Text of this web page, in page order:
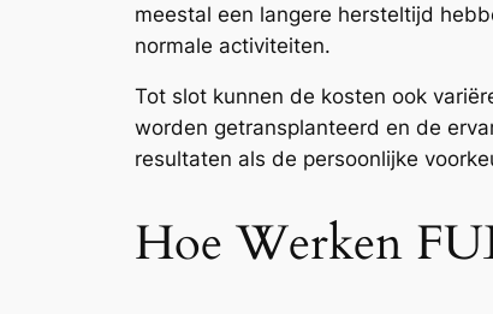
meestal een langere hersteltijd
normale activiteiten.
Tot slot kunnen de kosten ook
worden getransplanteerd en de
resultaten als de persoonlijke
Hoe Werken